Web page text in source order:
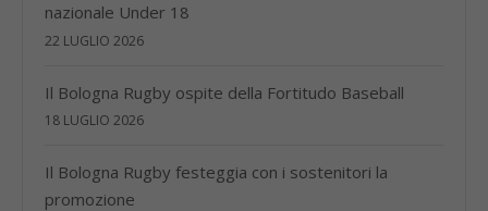
nazionale Under 18
22 LUGLIO 2026
Il Bologna Rugby ospite della Fortitudo Baseball
18 LUGLIO 2026
Il Bologna Rugby festeggia con i sostenitori la
promozione